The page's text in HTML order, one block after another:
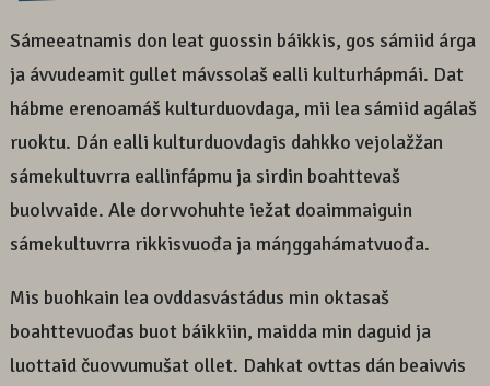
Sámeeatnamis don leat guossin báikkis, gos sámiid árga
ja ávvudeamit gullet mávssolaš ealli kulturhápmái. Dat
hábme erenoamáš kulturduovdaga, mii lea sámiid agálaš
ruoktu. Dán ealli kulturduovdagis dahkko vejolažžan
sámekultuvrra eallinfápmu ja sirdin boahttevaš
buolvvaide. Ale dorvvohuhte iežat doaimmaiguin
sámekultuvrra rikkisvuođa ja máŋggahámatvuođa.
Mis buohkain lea ovddasvástádus min oktasaš
boahttevuođas buot báikkiin, maidda min daguid ja
luottaid čuovvumušat ollet. Dahkat ovttas dán beaivvis